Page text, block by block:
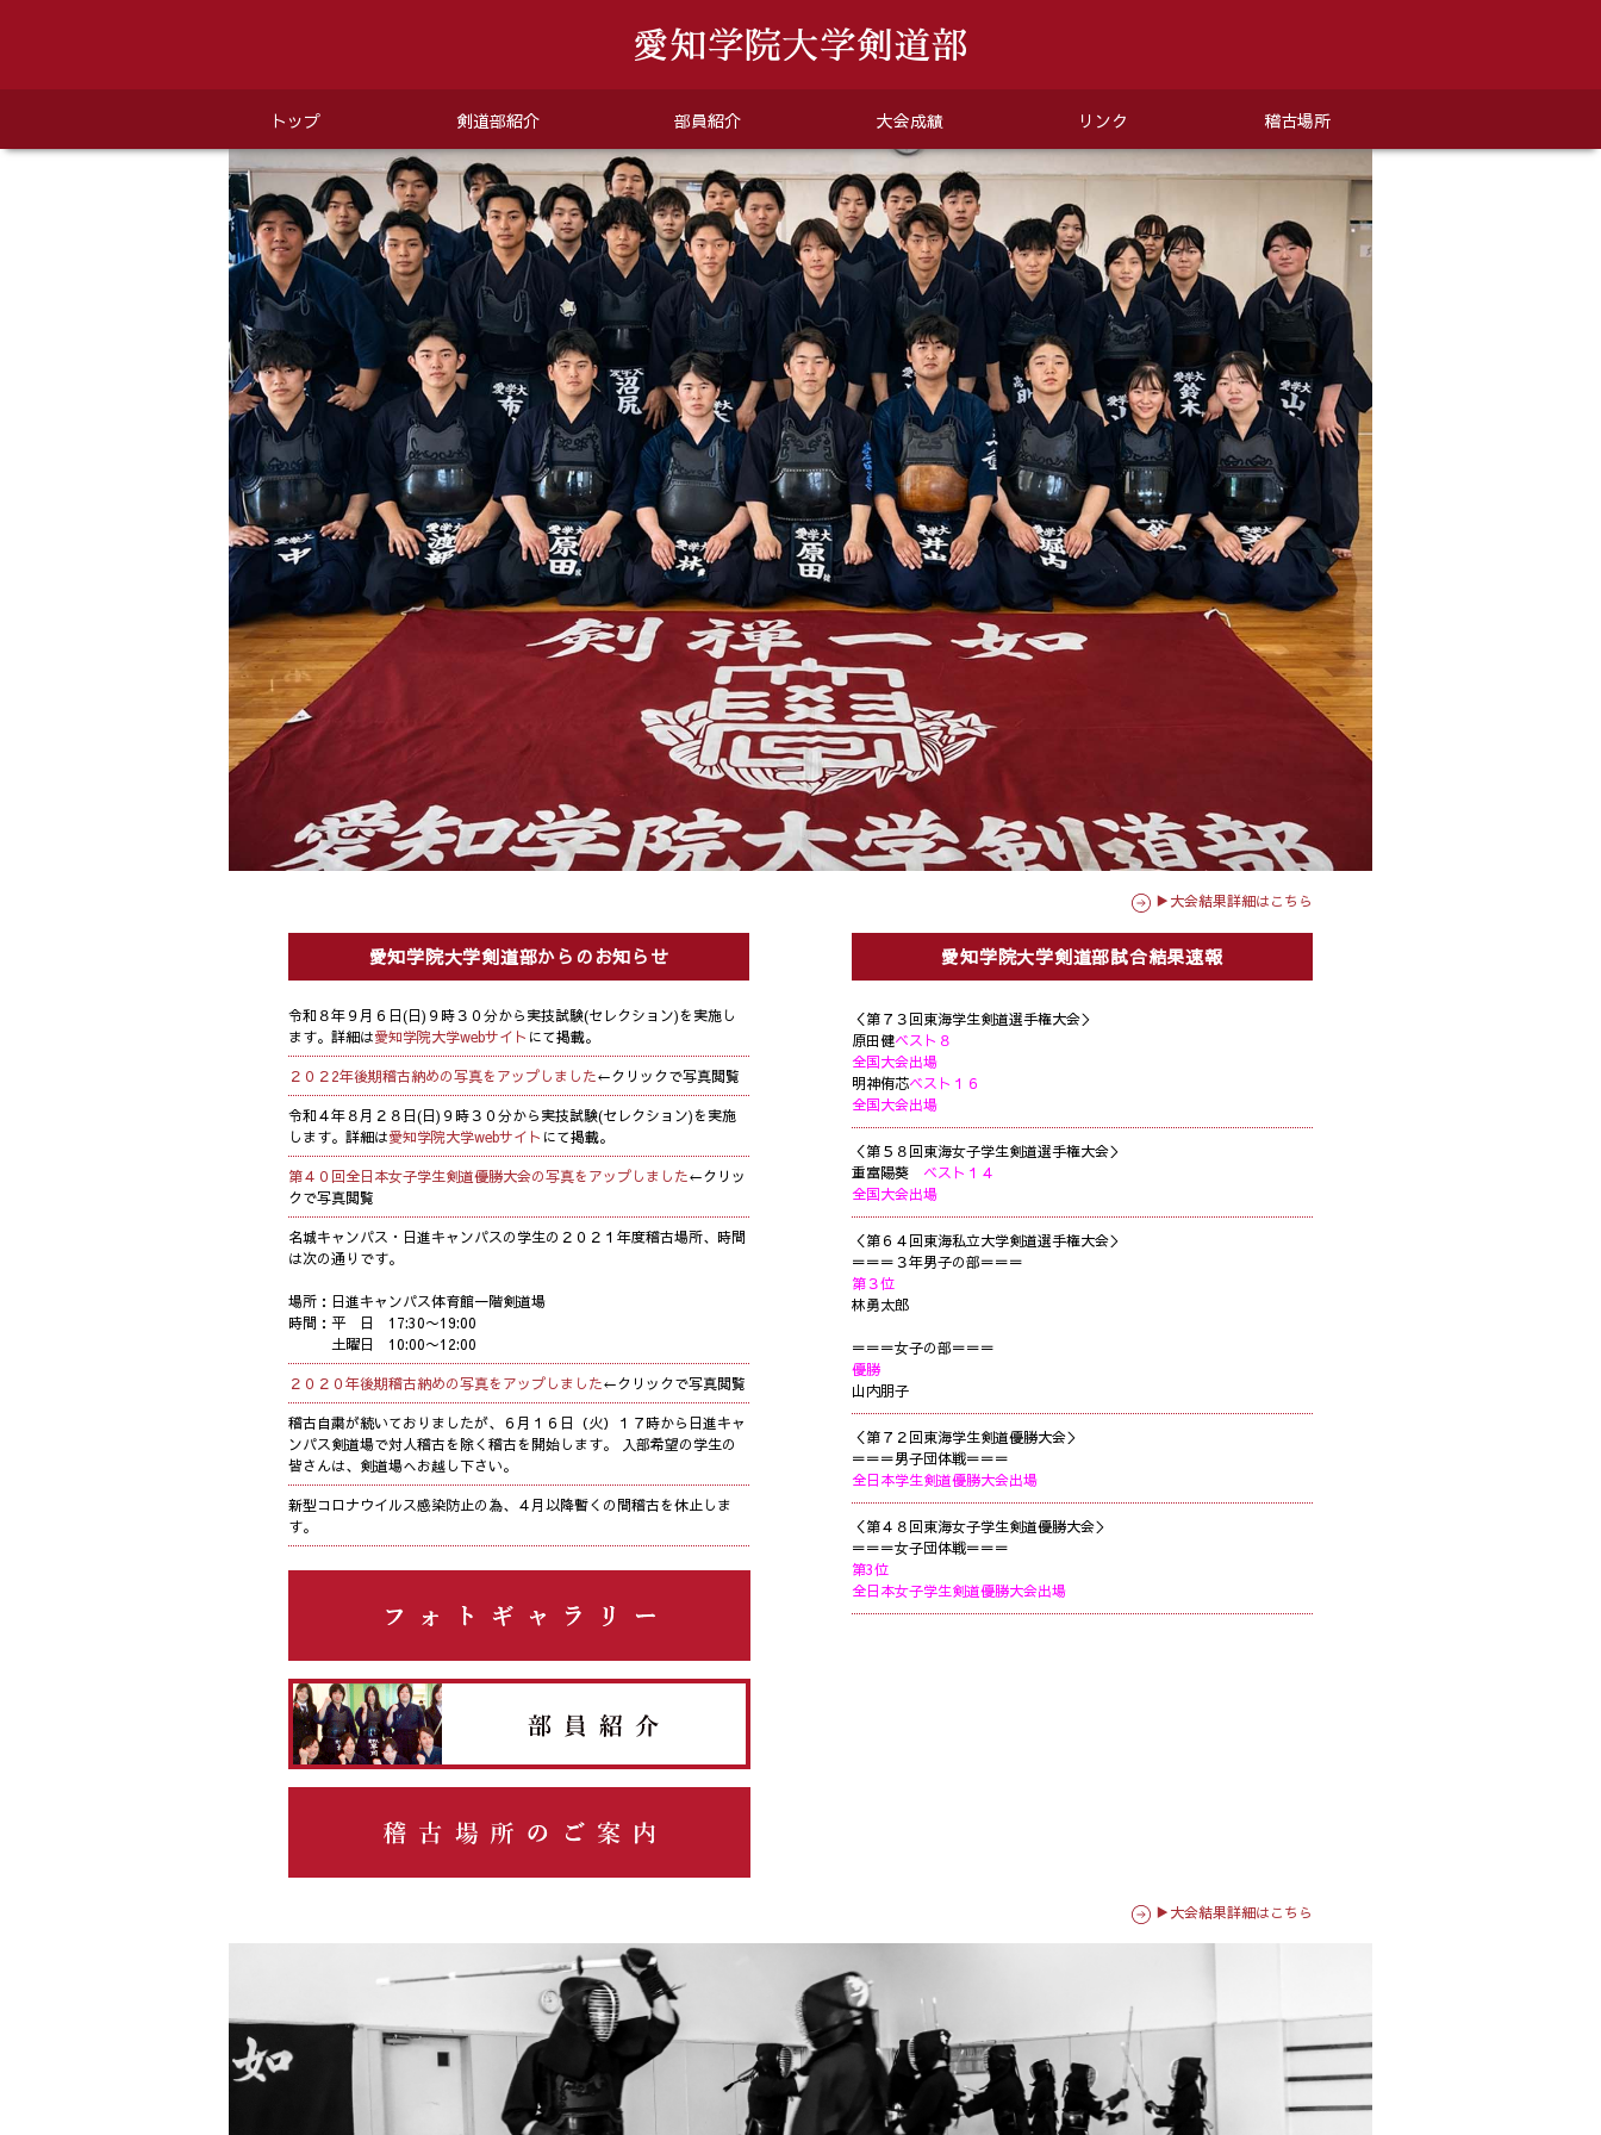
トップ 剣道部紹介 部員紹介 大会成績 リンク 稽古場所
愛知学院大学剣道部からのお知らせ
令和８年９月６日(日)９時３０分から実技試験(セレクション)を実施し
ます。詳細は愛知学院大学webサイト にて掲載。
２０２2年後期稽古納めの写真をアップしました←クリックで写真閲覧
令和４年８月２８日(日)９時３０分から実技試験(セレクション)を実施
します。詳細は愛知学院大学webサイト にて掲載。
第４０回全日本女子学生剣道優勝大会の写真をアップしました←クリッ
クで写真閲覧
名城キャンパス・日進キャンパスの学生の２０２１年度稽古場所、時間
は次の通りです。
場所：日進キャンパス体育館一階剣道場
時間：平 日 17:30〜19:00
土曜日 10:00〜12:00
２０２０年後期稽古納めの写真をアップしました←クリックで写真閲覧
稽古自粛が続いておりましたが、６月１６日（火）１７時から日進キャ
ンパス剣道場で対人稽古を除く稽古を開始します。 入部希望の学生の
皆さんは、剣道場へお越し下さい。
新型コロナウイルス感染防止の為、４月以降暫くの間稽古を休止しま
す。
▶大会結果詳細はこちら
愛知学院大学剣道部試合結果速報
＜第７３回東海学生剣道選手権大会＞
原田健ベスト８
全国大会出場
明神侑芯ベスト１６
全国大会出場
＜第５８回東海女子学生剣道選手権大会＞
重富陽葵 ベスト１４
全国大会出場
＜第６４回東海私立大学剣道選手権大会＞
＝＝＝３年男子の部＝＝＝
第３位
林勇太郎
＝＝＝女子の部＝＝＝
優勝
山内朋子
＜第７２回東海学生剣道優勝大会＞
＝＝＝男子団体戦＝＝＝
全日本学生剣道優勝大会出場
＜第４８回東海女子学生剣道優勝大会＞
＝＝＝女子団体戦＝＝＝
第3位
全日本女子学生剣道優勝大会出場
▶大会結果詳細はこちら